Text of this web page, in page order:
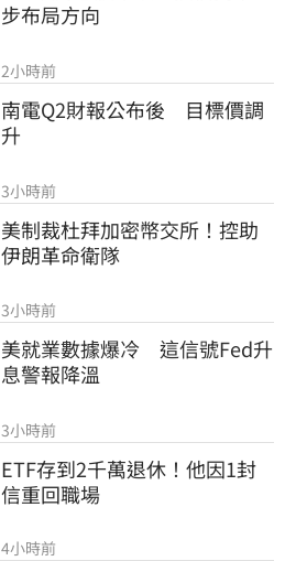
步布局方向
2小時前
南電Q2財報公布後　目標價調
升
3小時前
美制裁杜拜加密幣交所！控助
伊朗革命衛隊
3小時前
美就業數據爆冷　這信號Fed升
息警報降溫
3小時前
ETF存到2千萬退休！他因1封
信重回職場
4小時前